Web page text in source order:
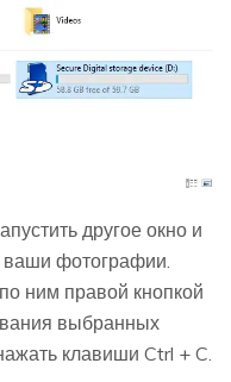
другое окно и
ваши фотографии.
ним правой кнопкой
выбранных
клавиши Ctrl + C.